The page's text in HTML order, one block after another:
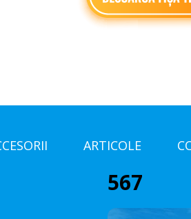
ARTICOLE
567